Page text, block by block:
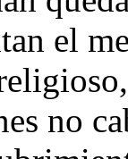
el
no